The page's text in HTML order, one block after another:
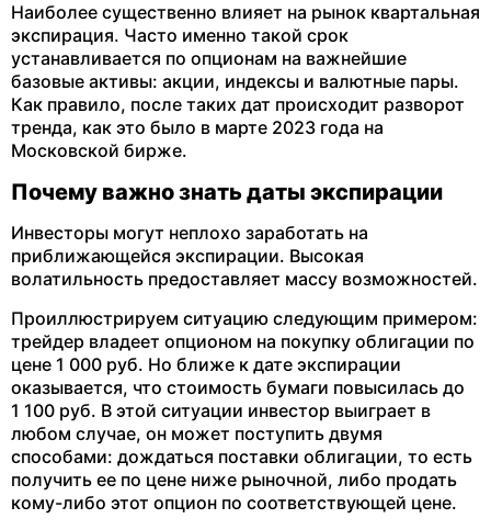
Наиболее существенно влияет на рынок квартальная
экспирация. Часто именно такой срок
устанавливается по опционам на важнейшие
базовые активы: акции, индексы и валютные пары.
Как правило, после таких дат происходит разворот
тренда, как это было в марте 2023 года на
Московской бирже.
Почему важно знать даты экспирации
Инвесторы могут неплохо заработать на
приближающейся экспирации. Высокая
волатильность предоставляет массу возможностей.
Проиллюстрируем ситуацию следующим примером:
трейдер владеет опционом на покупку облигации по
цене 1 000 руб. Но ближе к дате экспирации
оказывается, что стоимость бумаги повысилась до
1 100 руб. В этой ситуации инвестор выиграет в
любом случае, он может поступить двумя
способами: дождаться поставки облигации, то есть
получить ее по цене ниже рыночной, либо продать
кому-либо этот опцион по соответствующей цене.